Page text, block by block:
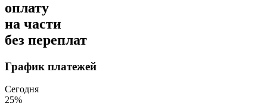
оплату
на части
без переплат
График платежей
Сегодня
25%